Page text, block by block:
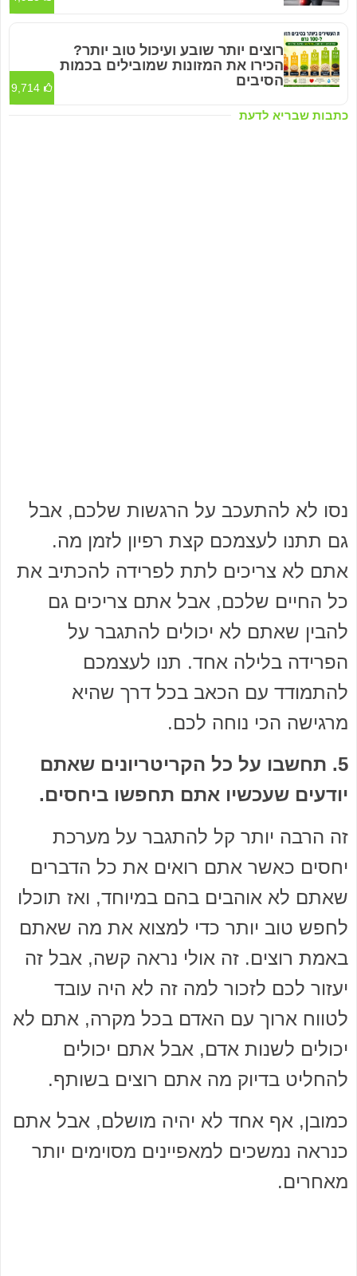
כתבות שבריא לדעת
רוצים יותר שובע ועיכול טוב יותר?
הכירו את המזונות שמובילים בכמות
הסיבים
9,714
נסו לא להתעכב על הרגשות שלכם, אבל
גם תתנו לעצמכם קצת רפיון לזמן מה.
אתם לא צריכים לתת לפרידה להכתיב את
כל החיים שלכם, אבל אתם צריכים גם
להבין שאתם לא יכולים להתגבר על
הפרידה בלילה אחד. תנו לעצמכם
להתמודד עם הכאב בכל דרך שהיא
מרגישה הכי נוחה לכם.
5. תחשבו על כל הקריטריונים שאתם
יודעים שעכשיו אתם תחפשו ביחסים.
זה הרבה יותר קל להתגבר על מערכת
יחסים כאשר אתם רואים את כל הדברים
שאתם לא אוהבים בהם במיוחד, ואז תוכלו
לחפש טוב יותר כדי למצוא את מה שאתם
באמת רוצים. זה אולי נראה קשה, אבל זה
יעזור לכם לזכור למה זה לא היה עובד
לטווח ארוך עם האדם בכל מקרה, אתם לא
יכולים לשנות אדם, אבל אתם יכולים
להחליט בדיוק מה אתם רוצים בשותף.
כמובן, אף אחד לא יהיה מושלם, אבל אתם
כנראה נמשכים למאפיינים מסוימים יותר
מאחרים.